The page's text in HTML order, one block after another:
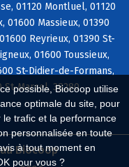
possible, Biocoop utilise
optimale du site, pour
trafic et la performance
personnalisée en toute
à tout moment en
pour vous ?
01120 Montluel, 01120
01600 Massieux, 01390
Reyrieux, 01390 St-
01600 Toussieux,
St-Didier-de-Formans,
St-Marcel, 38280
Biocoop